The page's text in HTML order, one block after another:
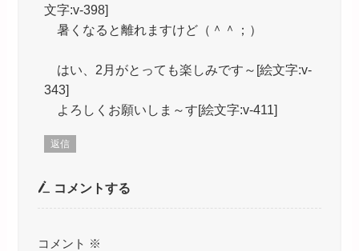
文字:v-398]
暑くなると離れますけど（＾＾；）
はい、2月がとっても楽しみです～[絵文字:v-
343]
よろしくお願いしま～す[絵文字:v-411]
返信
コメントする
コメント ※